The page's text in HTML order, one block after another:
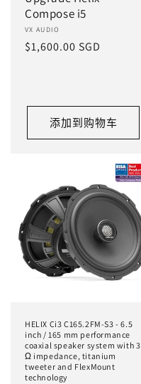
Compose i5
厂
商：
VX AUDIO
常
$1,600.00 SGD
添加到购物车
HELIX Ci3 C165.2FM-S3 - 6.5
inch / 165 mm performance
coaxial speaker system with 3
Ω impedance, titanium
tweeter and FlexMount
technology